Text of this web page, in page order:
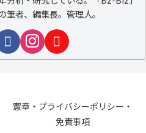
筆者、編集長。管理人。
憲章・プライバシーポリシー・
免責事項